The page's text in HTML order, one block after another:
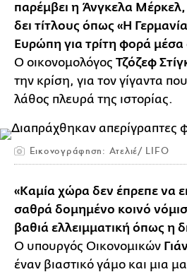
παρέμβει η Άνγκελα Μέρκελ,
δει τίτλους όπως «Η
Ευρώπη για τρίτη φορά μέσα
Ο οικονομολόγος Τζόζεφ
την κρίση, για τον γίγαντα
λάθος πλευρά της ιστορίας.
Εικονογράφηση: Ατελιέ/ LIFO
«Καμία χώρα δεν έπρεπε να
σαθρά δομημένο κοινό
βαθιά ελλειμματική όπως η
Ο υπουργός Οικονομικών
έναν βιαστικό γάμο και μια